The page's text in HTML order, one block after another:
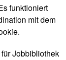
funktioniert
mit dem
Jobbibliothek